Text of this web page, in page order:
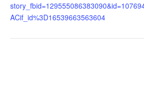
ACif_id%3D16539663563604